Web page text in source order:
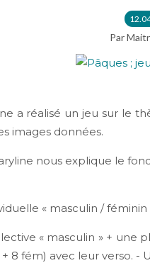
Par
a réalisé un jeu sur le
images données.
nous explique le
« masculin /
« masculin » + une
8 fém) avec leur verso. -